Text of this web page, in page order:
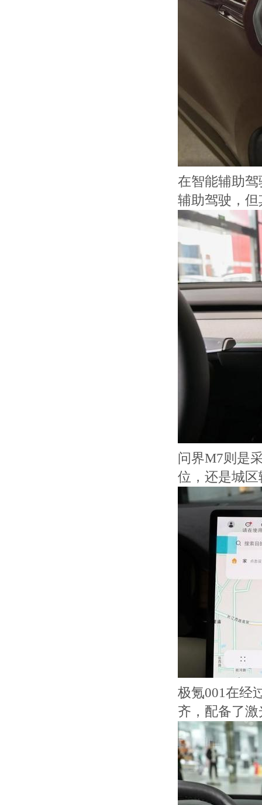
在智能辅助
辅助驾驶，
问界M7则是
位，还是城
极氪001在经
齐，配备了